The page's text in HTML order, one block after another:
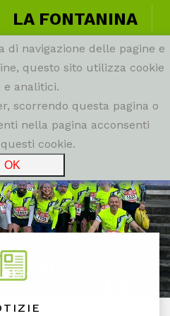
di navigazione delle pagine e
questo sito utilizza cookie
e analitici.
scorrendo questa pagina o
nella pagina acconsenti
cookie.
LA FONTANINA